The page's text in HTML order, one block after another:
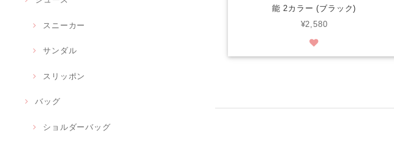
スニーカー
サンダル
スリッポン
バッグ
ショルダーバッグ
能 2カラー (ブラック)
¥2,580